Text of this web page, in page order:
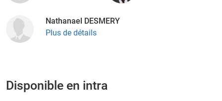
Nathanael DESMERY
Plus de détails
Disponible en intra